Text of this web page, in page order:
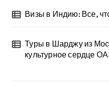
Визы в Индию: Все,
Туры в Шарджу из
культурное сердце